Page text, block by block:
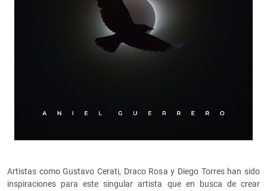
Artistas como Gustavo Cerati, Draco Rosa y Diego Torres han sido
inspiraciones para este singular artista que en busca de crear